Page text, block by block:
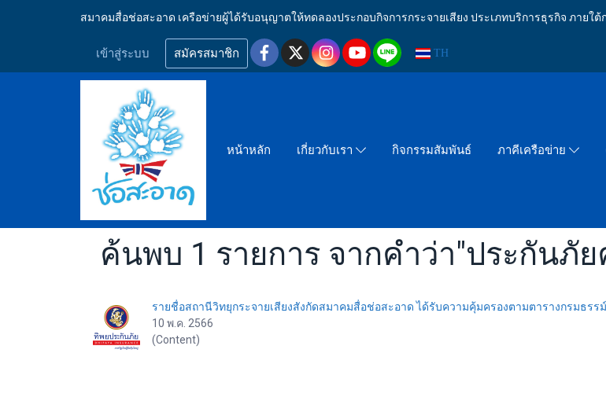
สมาคมสื่อช่อสะอาด เครือข่ายผู้ได้รับอนุญาตให้ทดลองประกอบกิจการกระจายเสียง ประเภทบริการธุรกิจ ภา
เข้าสู่ระบบ สมัครสมาชิก TH
หน้าหลัก เกี่ยวกับเรา กิจกรรมสัมพันธ์ ภาคีเครือข่าย
ค้นพบ 1 รายการ จากคำว่า"ประกัน
รายชื่อสถานีวิทยุกระจายเสียงสังกัดสมาคมสื่อช่อสะอาด ได้รับความคุ้มครองตามตารางกรมธรร
10 พ.ค. 2566
(Content)